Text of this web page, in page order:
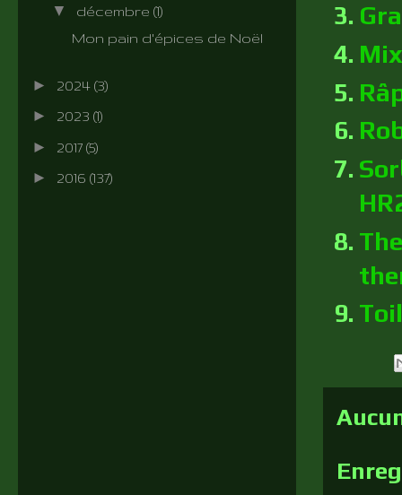
▼ décembre (1)
Mon pain d'épices de Noël
► 2024 (3)
► 2023 (1)
► 2017 (5)
► 2016 (137)